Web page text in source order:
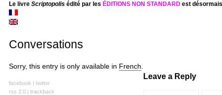
Le livre Scriptopolisédité par les ÉDITIONS NON STANDARDest
Conversations
Sorry, this entry is only available in French
facebook | twitter
rss 2.0| trackback
Leave a Reply